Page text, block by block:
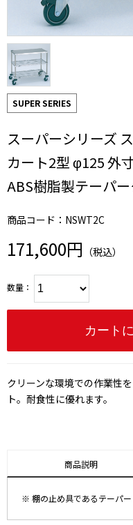
SUPER SERIES
スーパーシリーズ
カート2型 φ125
ABS樹脂製テーパー
商品コード：NSWT2C
171,600円 （税込）
数量：
クリーンな環境での作業性
ト。耐食性に優れます。
商品説明
※ 棚の止め具であるテーパ